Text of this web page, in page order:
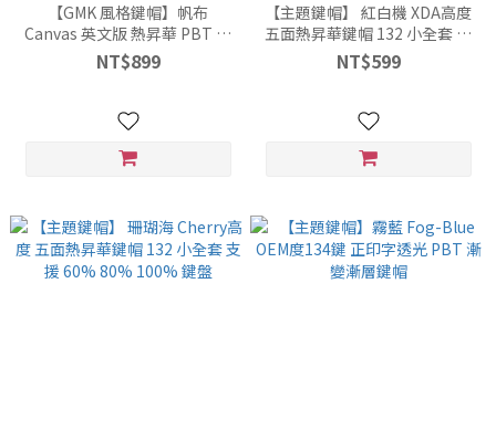
【GMK 風格鍵帽】帆布
Canvas 英文版 熱昇華 PBT 鍵
帽 OEM 高度 123鍵
NT$899
【主題鍵帽】 紅白機 XDA高度
五面熱昇華鍵帽 132 小全套 支
援 60% 80% 100% 鍵盤
NT$599